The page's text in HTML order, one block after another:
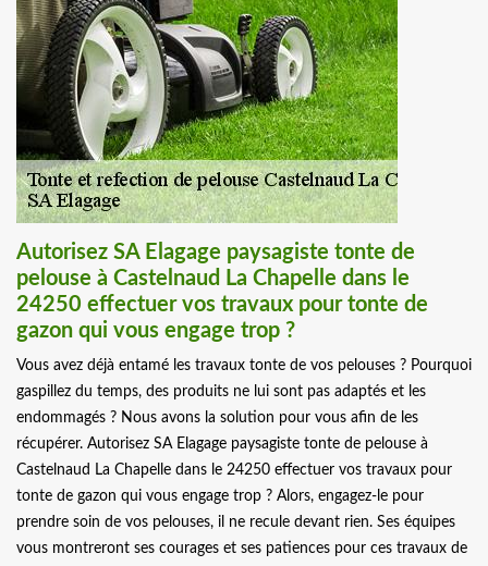
Autorisez SA Elagage paysagiste tonte de
pelouse à Castelnaud La Chapelle dans le
24250 effectuer vos travaux pour tonte de
gazon qui vous engage trop ?
Vous avez déjà entamé les travaux tonte de vos pelouses ? Pourquoi
gaspillez du temps, des produits ne lui sont pas adaptés et les
endommagés ? Nous avons la solution pour vous afin de les
récupérer. Autorisez SA Elagage paysagiste tonte de pelouse à
Castelnaud La Chapelle dans le 24250 effectuer vos travaux pour
tonte de gazon qui vous engage trop ? Alors, engagez-le pour
prendre soin de vos pelouses, il ne recule devant rien. Ses équipes
vous montreront ses courages et ses patiences pour ces travaux de